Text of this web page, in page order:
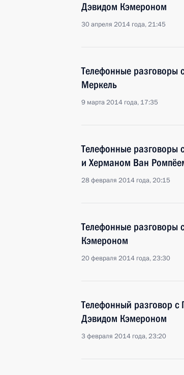
Дэвидом Кэмероном
30 апреля 2014 года, 21:45
Телефонные разговоры
Меркель
9 марта 2014 года, 17:35
Телефонные разговоры
и Херманом Ван
28 февраля 2014 года, 20:15
Телефонные разговоры
Кэмероном
20 февраля 2014 года, 23:30
Телефонный разговор
Дэвидом Кэмероном
3 февраля 2014 года, 23:20